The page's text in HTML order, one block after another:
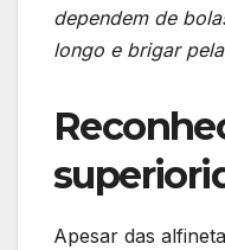
dependem de
longo e brigar
Apesar das